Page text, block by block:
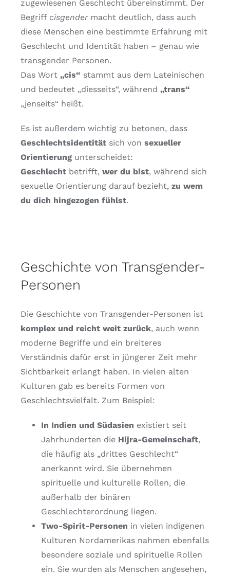
zugewiesenen Geschlecht übereinstimmt. Der
Begriff cisgendermacht deutlich, dass auch
diese Menschen eine bestimmte Erfahrung mit
Geschlecht und Identität haben – genau wie
transgender Personen.
Das Wort „cis“ stammt aus dem Lateinischen
und bedeutet „diesseits“, während „trans“
„jenseits“ heißt.
Es ist außerdem wichtig zu betonen, dass
Geschlechtsidentitätsich von sexueller
Orientierungunterscheidet:
Geschlechtbetrifft, wer du bist, während sich
sexuelle Orientierung darauf bezieht, zu wem
du dich hingezogen fühlst.
Geschichte von Transgender-
Personen
Die Geschichte von Transgender-Personen ist
komplex und reicht weit zurück, auch wenn
moderne Begriffe und ein breiteres
Verständnis dafür erst in jüngerer Zeit mehr
Sichtbarkeit erlangt haben. In vielen alten
Kulturen gab es bereits Formen von
Geschlechtsvielfalt. Zum Beispiel:
In Indien und Südasien existiert seit
Jahrhunderten die Hijra-Gemeinschaft,
die häufig als „drittes Geschlecht“
anerkannt wird. Sie übernehmen
spirituelle und kulturelle Rollen, die
außerhalb der binären
Geschlechterordnung liegen.
Two-Spirit-Personen in vielen indigenen
Kulturen Nordamerikas nahmen ebenfalls
besondere soziale und spirituelle Rollen
ein. Sie wurden als Menschen angesehen,